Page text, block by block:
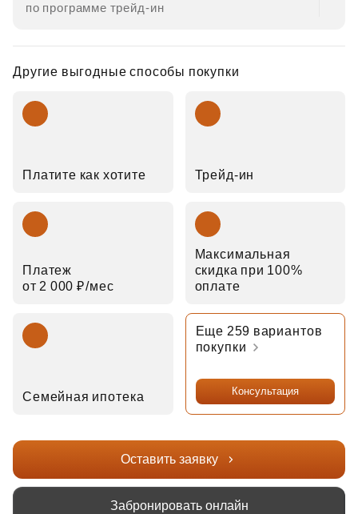
по программе трейд‑ин
Другие выгодные способы покупки
Платите как хотите Трейд‑ин
Платеж
от 2 000 ₽⁠/⁠мес
Максимальная
скидка при 100%
оплате
Семейная ипотека
Еще 259 вариантов
покупки
Консультация
Оставить заявку
Забронировать онлайн